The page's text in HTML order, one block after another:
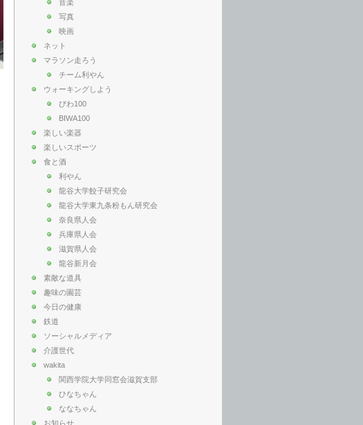
音楽
写真
映画
ネット
マラソン走ろう
チーム利やん
ウォーキングしよう
びわ100
BIWA100
楽しい楽器
楽しいスポーツ
食と酒
利やん
龍谷大学餃子研究会
龍谷大学東九条粉もん研究会
奈良県人会
兵庫県人会
滋賀県人会
龍谷新月会
素敵な道具
趣味の園芸
今日の健康
鉄道
ソーシャルメディア
介護世代
wakita
関西学院大学同窓会滋賀支部
ひなちゃん
ななちゃん
お知らせ